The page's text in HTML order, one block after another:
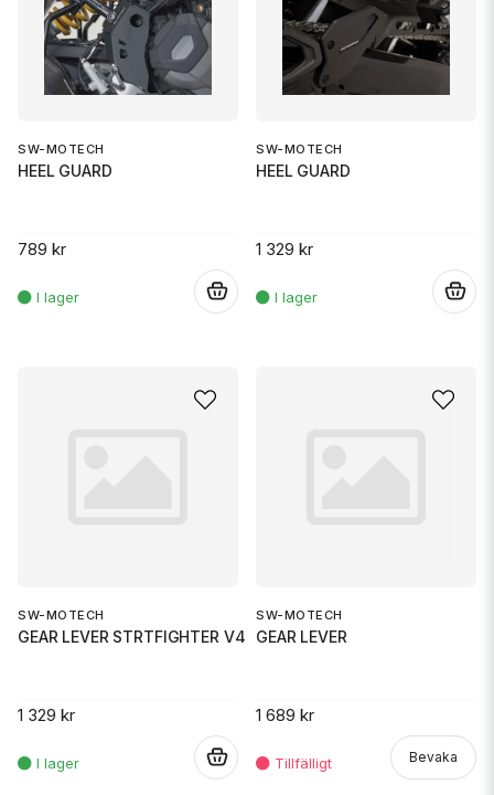
SW-MOTECH
HEEL GUARD
789 kr
SW-MOTECH
HEEL GUARD
1 329 kr
SW-MOTECH
GEAR LEVER STRTFIGHTER V4
1 329 kr
SW-MOTECH
GEAR LEVER
1 689 kr
Bevaka